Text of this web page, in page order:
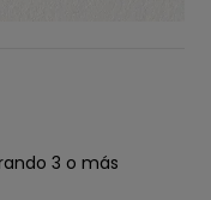
3 o más